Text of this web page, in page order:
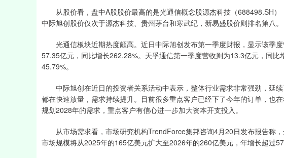
从股价看，盘中A股股价最高的是光通信概念股源杰科技（688498.SH）
中际旭创股价仅次于源杰科技、贵州茅台和寒武纪，新易盛股价则排名第八。
光通信板块近期热度颇高。近日中际旭创发布第一季度财报，显示该季
57.35亿元，同比增长262.28%。天孚通信第一季度营收则为13.3亿元，同
45.79%。
中际旭创在近日的投资者关系活动中表示，整体行业需求非常强劲，延
都在快速放量，需求持续提升。目前很多重点客户已经下了今年的订单，也
规划2028年的需求，重点客户有信心进一步加大资本开支投入。
从市场需求看，市场研究机构TrendForce集邦咨询4月20日发布报告称
市场规模将从2025年的165亿美元扩大至2026年的260亿美元，年增长超过